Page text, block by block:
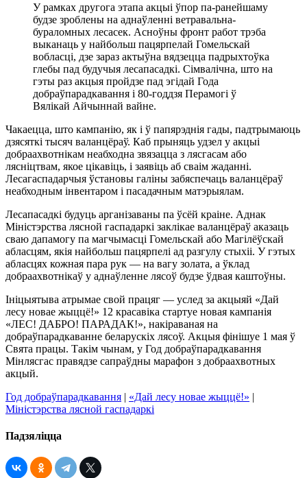
У рамках другога этапа акцыі ўпор па-ранейшаму
будзе зроблены на аднаўленні ветравальна-
бураломных лесасек. Асноўны фронт работ трэба
выканаць у найбольш пацярпелай Гомельскай
вобласці, дзе зараз актыўна вядзецца падрыхтоўка
глебы пад будучыя лесапасадкі. Сімвалічна, што на
гэты раз акцыя пройдзе пад эгідай Года
добраўпарадкавання і 80-годдзя Перамогі ў
Вялікай Айчыннай вайне.
Чакаецца, што кампанію, як і ў папярэднія гады, падтрымаюць
дзясяткі тысяч валанцёраў. Каб прыняць удзел у акцыі
добраахвотнікам неабходна звязацца з лясгасам або
лясніцтвам, якое цікавіць, і заявіць аб сваім жаданні.
Лесагаспадарчыя ўстановы галіны забяспечаць валанцёраў
неабходным інвентаром і пасадачным матэрыялам.
Лесапасадкі будуць арганізаваны па ўсёй краіне. Аднак
Міністэрства лясной гаспадаркі заклікае валанцёраў аказаць
сваю дапамогу па магчымасці Гомельскай або Магілёўскай
абласцям, якія найбольш пацярпелі ад разгулу стыхіі. У гэтых
абласцях кожная пара рук — на вагу золата, а ўклад
добраахвотнікаў у аднаўленне лясоў будзе ўдвая каштоўны.
Ініцыятыва атрымае свой працяг — услед за акцыяй «Дай
лесу новае жыццё!» 12 красавіка стартуе новая кампанія
«ЛЕС! ДАБРО! ПАРАДАК!», накіраваная на
добраўпарадкаванне беларускіх лясоў. Акцыя фінішуе 1 мая ў
Свята працы. Такім чынам, у Год добраўпарадкавання
Мінлясгас правядзе сапраўдны марафон з добраахвотных
акцый.
Год добрaўпарадкавання | «Дай лесу новае жыццё!» |
Міністэрства лясной гаспадаркі
Падзяліцца